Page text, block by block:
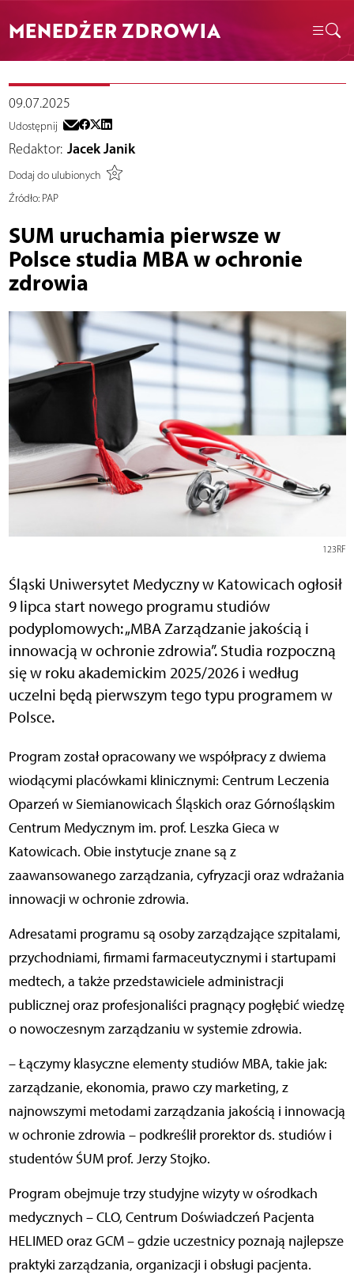
MENEDŻER ZDROWIA
09.07.2025
Udostępnij
Redaktor: Jacek Janik
Dodaj do ulubionych
Źródło:PAP
SUM uruchamia pierwsze w
Polsce studia MBA w ochronie
zdrowia
123RF
Śląski Uniwersytet Medyczny w Katowicach ogłosił
9 lipca start nowego programu studiów
podyplomowych: „MBA Zarządzanie jakością i
innowacją w ochronie zdrowia”. Studia rozpoczną
się w roku akademickim 2025/2026 i według
uczelni będą pierwszym tego typu programem w
Polsce.
Program został opracowany we współpracy z dwiema
wiodącymi placówkami klinicznymi: Centrum Leczenia
Oparzeń w Siemianowicach Śląskich oraz Górnośląskim
Centrum Medycznym im. prof. Leszka Gieca w
Katowicach. Obie instytucje znane są z
zaawansowanego zarządzania, cyfryzacji oraz wdrażania
innowacji w ochronie zdrowia.
Adresatami programu są osoby zarządzające szpitalami,
przychodniami, firmami farmaceutycznymi i startupami
medtech, a także przedstawiciele administracji
publicznej oraz profesjonaliści pragnący pogłębić wiedzę
o nowoczesnym zarządzaniu w systemie zdrowia.
– Łączymy klasyczne elementy studiów MBA, takie jak:
zarządzanie, ekonomia, prawo czy marketing, z
najnowszymi metodami zarządzania jakością i innowacją
w ochronie zdrowia – podkreślił prorektor ds. studiów i
studentów ŚUM prof. Jerzy Stojko.
Program obejmuje trzy studyjne wizyty w ośrodkach
medycznych – CLO, Centrum Doświadczeń Pacjenta
HELIMED oraz GCM – gdzie uczestnicy poznają najlepsze
praktyki zarządzania, organizacji i obsługi pacjenta.